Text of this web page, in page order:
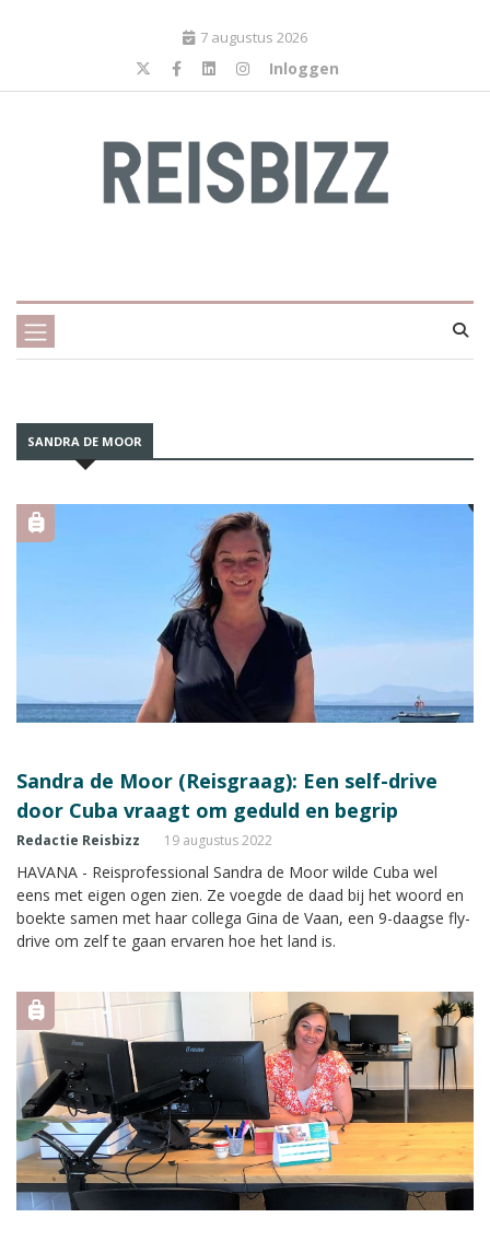
7 augustus 2026
Inloggen
SANDRA DE MOOR
Sandra de Moor (Reisgraag): Een self-drive
door Cuba vraagt om geduld en begrip
Redactie Reisbizz 19 augustus 2022
HAVANA - Reisprofessional Sandra de Moor wilde Cuba wel
eens met eigen ogen zien. Ze voegde de daad bij het woord en
boekte samen met haar collega Gina de Vaan, een 9-daagse fly-
drive om zelf te gaan ervaren hoe het land is.